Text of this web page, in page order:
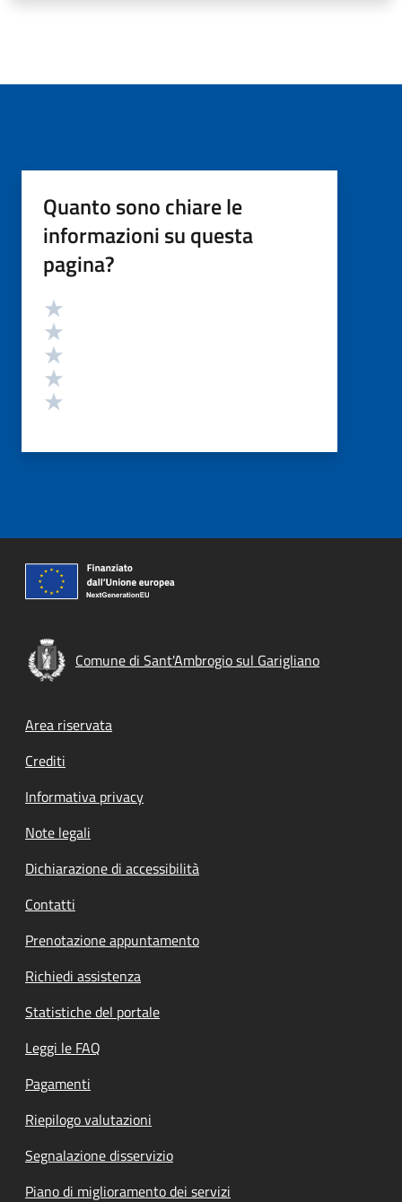
Quanto sono chiare le
informazioni su questa
pagina?
Valutazione
Comune di Sant'Ambrogio sul Garigliano
Footer menu
Area riservata
Crediti
Informativa privacy
Note legali
Dichiarazione di accessibilità
Contatti
Prenotazione appuntamento
Richiedi assistenza
Statistiche del portale
Leggi le FAQ
Pagamenti
Riepilogo valutazioni
Segnalazione disservizio
Piano di miglioramento dei servizi